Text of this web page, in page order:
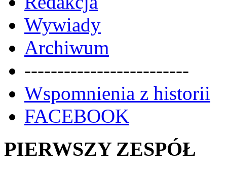
Wywiady
Archiwum
-------------------------
Wspomnienia z historii
FACEBOOK
PIERWSZY ZESPÓŁ